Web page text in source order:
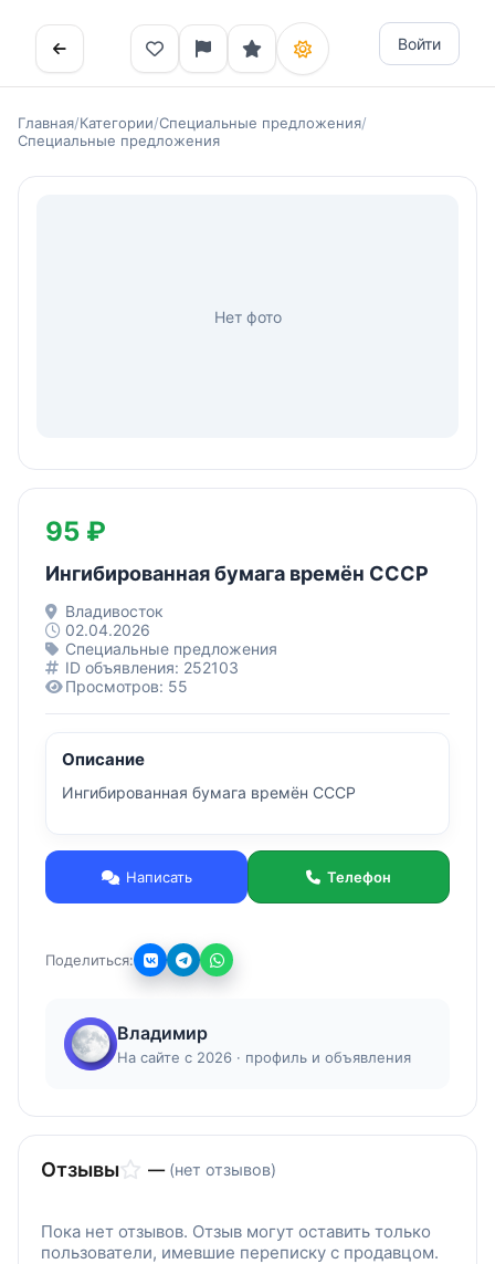
Войти
Главная/Категории/Специальные предложения/
Специальные предложения
Нет фото
95 ₽
Ингибированная бумага времён СССР
Владивосток
02.04.2026
Специальные предложения
ID объявления: 252103
Просмотров: 55
Описание
Ингибированная бумага времён СССР
Написать Телефон
Поделиться:
Владимир
На сайте с 2026 · профиль и объявления
Отзывы — (нет отзывов)
Пока нет отзывов. Отзыв могут оставить только
пользователи, имевшие переписку с продавцом.